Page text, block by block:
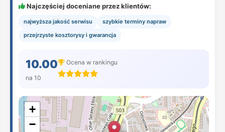
Najczęściej doceniane przez klientów:
najwyższa jakość serwisu
szybkie terminy napraw
przejrzyste kosztorysy i gwarancja
10.00
na 10
Ocena w rankingu
+
−